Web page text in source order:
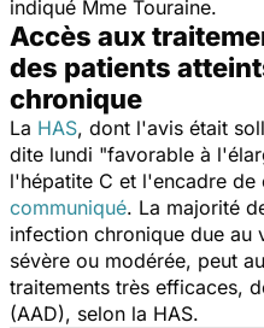
indiqué Mme Touraine.
Accès aux
des patients
chronique
La HAS, dont l'avis était
dite lundi "favorable à
l'hépatite C et l'encadre de
communiqué. La majorité
infection chronique due au
sévère ou modérée, peut
traitements très efficaces,
(AAD), selon la HAS.